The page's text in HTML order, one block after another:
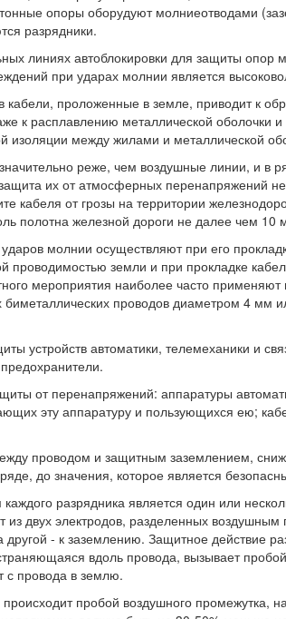
опоры оборудуют молниеотводами
разрядники.
линиях автоблокировки для защиты опор
при ударах молнии является
кабели, проложенные в земле, приводит к
к расплавлению металлической оболочки
изоляции между жилами и металлической
реже, чем воздушные линии, и в
их от атмосферных перенапряжений
кабеля от грозы на территории
полотна железной дороги не далее чем 10
молнии осуществляют при его
проводимостью земли и при прокладке
мероприятия наиболее часто
проводов диаметром 4 мм
устройств автоматики, телемеханики и
от перенапряжений: аппаратуры
эту аппаратуру и пользующихся ею;
проводом и защитным заземлением,
до значения, которое является
разрядника является один или
из двух электродов, разделенных
другой - к заземлению. Защитное действие
вдоль провода, вызывает
с провода в землю.
пробой воздушного промежутка,